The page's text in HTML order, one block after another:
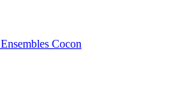
Ensembles Cocon